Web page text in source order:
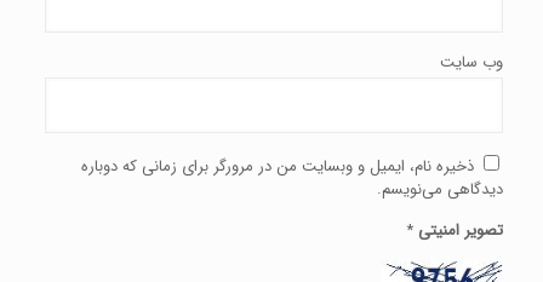
وب‌ سایت
ذخیره نام، ایمیل و وبسایت من در مرورگر برای زمانی که دوباره
دیدگاهی می‌نویسم.
تصویر امنیتی *